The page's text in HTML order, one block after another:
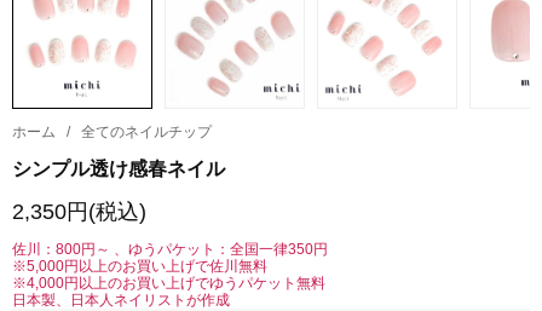
ホーム / 全てのネイルチップ
シンプル透け感春ネイル
2,350円(税込)
佐川：800円～ 、ゆうパケット：全国一律350円
※5,000円以上のお買い上げで佐川無料
※4,000円以上のお買い上げでゆうパケット無料
日本製、日本人ネイリストが作成